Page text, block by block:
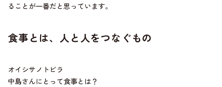
ることが一番だと思っています。
食事とは、人と人をつなぐもの
オイシサノトビラ
中島さんにとって食事とは？